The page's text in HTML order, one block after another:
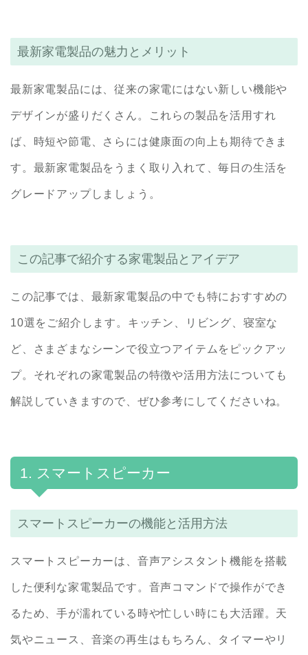
最新家電製品の魅力とメリット
最新家電製品には、従来の家電にはない新しい機能や
デザインが盛りだくさん。これらの製品を活用すれ
ば、時短や節電、さらには健康面の向上も期待できま
す。最新家電製品をうまく取り入れて、毎日の生活を
グレードアップしましょう。
この記事で紹介する家電製品とアイデア
この記事では、最新家電製品の中でも特におすすめの
10選をご紹介します。キッチン、リビング、寝室な
ど、さまざまなシーンで役立つアイテムをピックアッ
プ。それぞれの家電製品の特徴や活用方法についても
解説していきますので、ぜひ参考にしてくださいね。
1. スマートスピーカー
スマートスピーカーの機能と活用方法
スマートスピーカーは、音声アシスタント機能を搭載
した便利な家電製品です。音声コマンドで操作ができ
るため、手が濡れている時や忙しい時にも大活躍。天
気やニュース、音楽の再生はもちろん、タイマーやリ